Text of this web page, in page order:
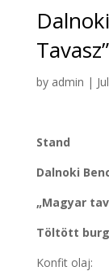
Tavasz”
by admin |
Stand
Dalnoki
„Magyar
Töltött
Konfit olaj: